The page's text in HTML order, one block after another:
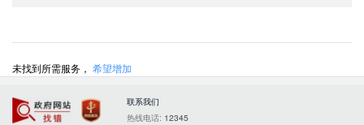
未找到所需服务， 希望增加
政府网站找错
党政机关
联系我们
热线电话: 12345